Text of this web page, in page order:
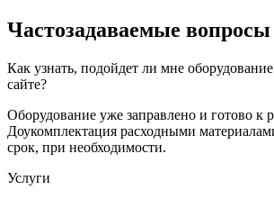
Частозадаваемые вопросы
Как узнать, подойдет ли мне
сайте?
Оборудование уже заправлено и готово к
Доукомплектация расходными
срок, при необходимости.
Услуги